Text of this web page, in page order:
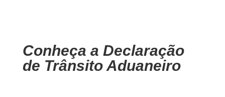
Conheça a Declaração
de Trânsito Aduaneiro